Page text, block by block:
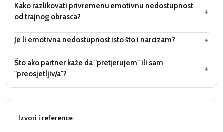
Kako razlikovati privremenu emotivnu nedostupnost
od trajnog obrasca?
+
Je li emotivna nedostupnost isto što i narcizam? +
Što ako partner kaže da "pretjerujem" ili sam
"preosjetljiv/a"?
+
Izvori i reference